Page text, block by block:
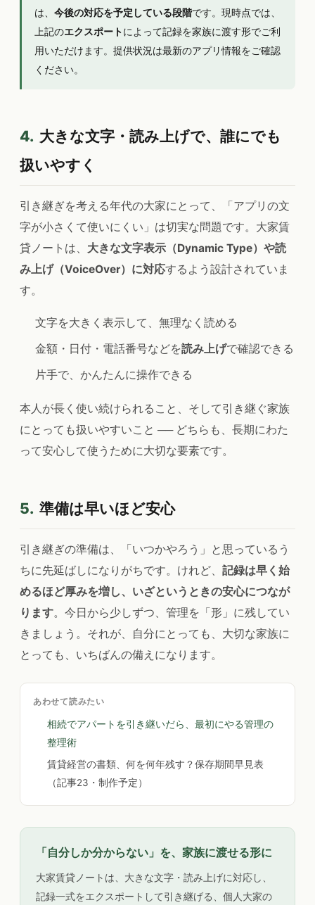
は、 今後の対応を予定している段階です。現時点では、
上記のエクスポートによって記録を家族に渡す形でご利
用いただけます。提供状況は最新のアプリ情報をご確認
ください。
4. 大きな文字・読み上げで、誰にでも
扱いやすく
引き継ぎを考える年代の大家にとって、「アプリの文
字が小さくて使いにくい」は切実な問題です。大家賃
貸ノートは、 大きな文字表示（Dynamic Type）や読
み上げ（VoiceOver）に対応するよう設計されていま
す。
文字を大きく表示して、無理なく読める
金額・日付・電話番号などを読み上げで確認できる
片手で、かんたんに操作できる
本人が長く使い続けられること、そして引き継ぐ家族
にとっても扱いやすいこと ── どちらも、長期にわた
って安心して使うために大切な要素です。
5. 準備は早いほど安心
引き継ぎの準備は、「いつかやろう」と思っているう
ちに先延ばしになりがちです。けれど、 記録は早く始
めるほど厚みを増し、いざというときの安心につなが
ります。今日から少しずつ、管理を「形」に残してい
きましょう。それが、自分にとっても、大切な家族に
とっても、いちばんの備えになります。
あわせて読みたい
相続でアパートを引き継いだら、最初にやる管理の
整理術
賃貸経営の書類、何を何年残す？保存期間早見表
（記事23・制作予定）
「自分しか分からない」を、家族に渡せる形に
大家賃貸ノートは、大きな文字・読み上げに対応し、
記録一式をエクスポートして引き継げる、個人大家の